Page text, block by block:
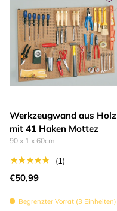
Werkzeugwand aus Holz
mit 41 Haken Mottez
90 x 1 x 60cm
★★★★★ (1)
€50,99
Begrenzter Vorrat (3 Einheiten)